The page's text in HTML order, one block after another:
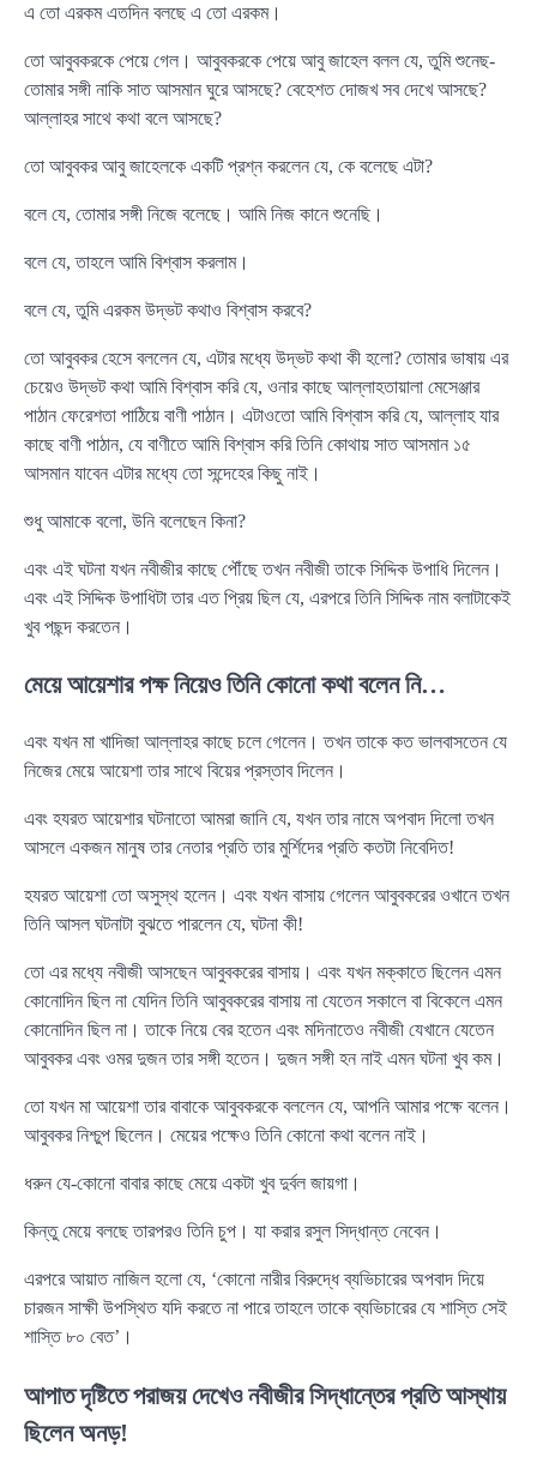
এ তো এরকম এতদিন বলছে এ তো এরকম।
তো আবুবকরকে পেয়ে গেল। আবুবকরকে পেয়ে আবু জাহেল বলল যে, তুমি শুনেছ-
তোমার সঙ্গী নাকি সাত আসমান ঘুরে আসছে? বেহেশত দোজখ সব দেখে আসছে?
আল্লাহর সাথে কথা বলে আসছে?
তো আবুবকর আবু জাহেলকে একটি প্রশ্ন করলেন যে, কে বলেছে এটা?
বলে যে, তোমার সঙ্গী নিজে বলেছে। আমি নিজ কানে শুনেছি।
বলে যে, তাহলে আমি বিশ্বাস করলাম।
বলে যে, তুমি এরকম উদ্ভট কথাও বিশ্বাস করবে?
তো আবুবকর হেসে বললেন যে, এটার মধ্যে উদ্ভট কথা কী হলো? তোমার ভাষায় এর
চেয়েও উদ্ভট কথা আমি বিশ্বাস করি যে, ওনার কাছে আল্লাহতায়ালা মেসেঞ্জার
পাঠান ফেরেশতা পাঠিয়ে বাণী পাঠান। এটাওতো আমি বিশ্বাস করি যে, আল্লাহ যার
কাছে বাণী পাঠান, যে বাণীতে আমি বিশ্বাস করি তিনি কোথায় সাত আসমান ১৫
আসমান যাবেন এটার মধ্যে তো সন্দেহের কিছু নাই।
শুধু আমাকে বলো, উনি বলেছেন কিনা?
এবং এই ঘটনা যখন নবীজীর কাছে পৌঁছে তখন নবীজী তাকে সিদ্দিক উপাধি দিলেন।
এবং এই সিদ্দিক উপাধিটা তার এত প্রিয় ছিল যে, এরপরে তিনি সিদ্দিক নাম বলাটাকেই
খুব পছন্দ করতেন।
মেয়ে আয়েশার পক্ষ নিয়েও তিনি কোনো কথা বলেন নি…
এবং যখন মা খাদিজা আল্লাহর কাছে চলে গেলেন। তখন তাকে কত ভালবাসতেন যে
নিজের মেয়ে আয়েশা তার সাথে বিয়ের প্রস্তাব দিলেন।
এবং হযরত আয়েশার ঘটনাতো আমরা জানি যে, যখন তার নামে অপবাদ দিলো তখন
আসলে একজন মানুষ তার নেতার প্রতি তার মুর্শিদের প্রতি কতটা নিবেদিত!
হযরত আয়েশা তো অসুস্থ হলেন। এবং যখন বাসায় গেলেন আবুবকরের ওখানে তখন
তিনি আসল ঘটনাটা বুঝতে পারলেন যে, ঘটনা কী!
তো এর মধ্যে নবীজী আসছেন আবুবকরের বাসায়। এবং যখন মক্কাতে ছিলেন এমন
কোনোদিন ছিল না যেদিন তিনি আবুবকরের বাসায় না যেতেন সকালে বা বিকেলে এমন
কোনোদিন ছিল না। তাকে নিয়ে বের হতেন এবং মদিনাতেও নবীজী যেখানে যেতেন
আবুবকর এবং ওমর দুজন তার সঙ্গী হতেন। দুজন সঙ্গী হন নাই এমন ঘটনা খুব কম।
তো যখন মা আয়েশা তার বাবাকে আবুবকরকে বললেন যে, আপনি আমার পক্ষে বলেন।
আবুবকর নিশ্চুপ ছিলেন। মেয়ের পক্ষেও তিনি কোনো কথা বলেন নাই।
ধরুন যে-কোনো বাবার কাছে মেয়ে একটা খুব দুর্বল জায়গা।
কিন্তু মেয়ে বলছে তারপরও তিনি চুপ। যা করার রসুল সিদ্ধান্ত নেবেন।
এরপরে আয়াত নাজিল হলো যে, ‘কোনো নারীর বিরুদ্ধে ব্যভিচারের অপবাদ দিয়ে
চারজন সাক্ষী উপস্থিত যদি করতে না পারে তাহলে তাকে ব্যভিচারের যে শাস্তি সেই
শাস্তি ৮০ বেত’।
আপাত দৃষ্টিতে পরাজয় দেখেও নবীজীর সিদ্ধান্তের প্রতি আস্থায়
ছিলেন অনড়!